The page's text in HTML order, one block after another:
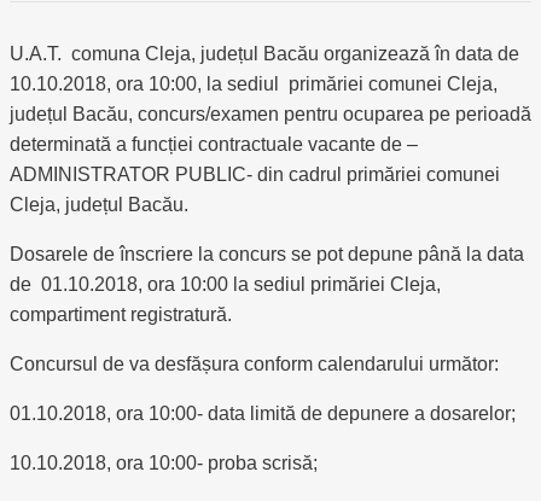
U.A.T. comuna Cleja, județul Bacău organizează în data de
10.10.2018, ora 10:00, la sediul primăriei comunei Cleja,
județul Bacău, concurs/examen pentru ocuparea pe perioadă
determinată a funcției contractuale vacante de –
ADMINISTRATOR PUBLIC- din cadrul primăriei comunei
Cleja, județul Bacău.
Dosarele de înscriere la concurs se pot depune până la data
de 01.10.2018, ora 10:00 la sediul primăriei Cleja,
compartiment registratură.
Concursul de va desfășura conform calendarului următor:
01.10.2018, ora 10:00- data limită de depunere a dosarelor;
10.10.2018, ora 10:00- proba scrisă;